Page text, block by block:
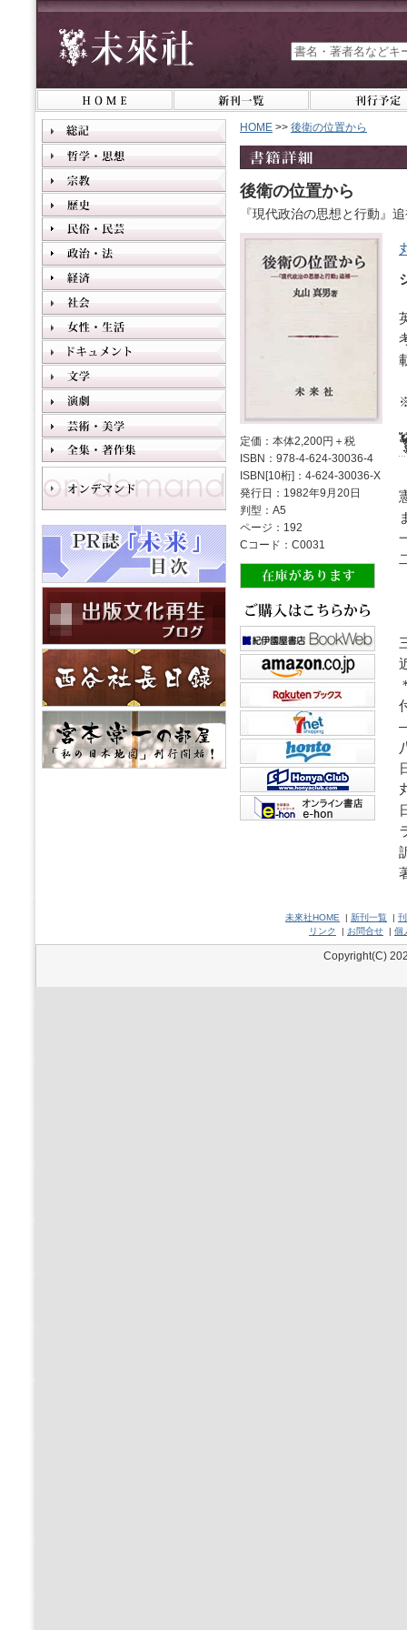
HOME >> 後衛の位置から
後衛の位置から
『現代政治の思想と行動』
定価：本体2,200円＋税
ISBN：978-4-624-30036-4
ISBN[10桁]：4-624-30036-X
発行日：1982年9月20日
判型：A5
ページ：192
Cコード：C0031
未來社HOME | 新刊一覧 |
リンク
| お問合せ | 個
Copyright(C)